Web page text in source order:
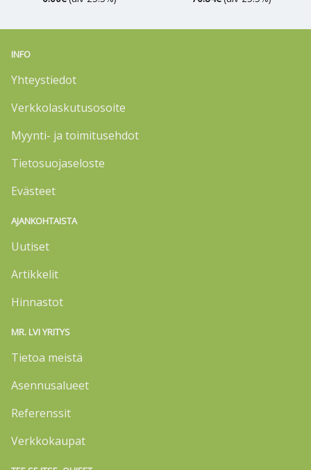
INFO
Yhteystiedot
Verkkolaskutusosoite
Myynti- ja toimitusehdot
Tietosuojaseloste
Evästeet
AJANKOHTAISTA
Uutiset
Artikkelit
Hinnastot
MR. LVI YRITYS
Tietoa meistä
Asennusalueet
Referenssit
Verkkokaupat